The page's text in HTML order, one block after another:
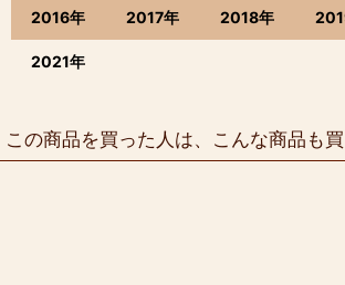
2016年 2017年 2018年
2021年
この商品を買った人は、こんな商品も